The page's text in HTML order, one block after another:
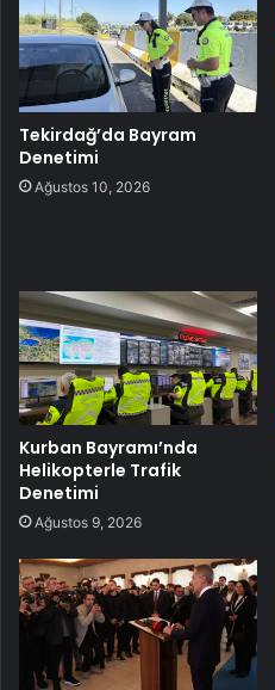
Tekirdağ’da Bayram
Denetimi
Ağustos 10, 2026
Kurban Bayramı’nda
Helikopterle Trafik
Denetimi
Ağustos 9, 2026